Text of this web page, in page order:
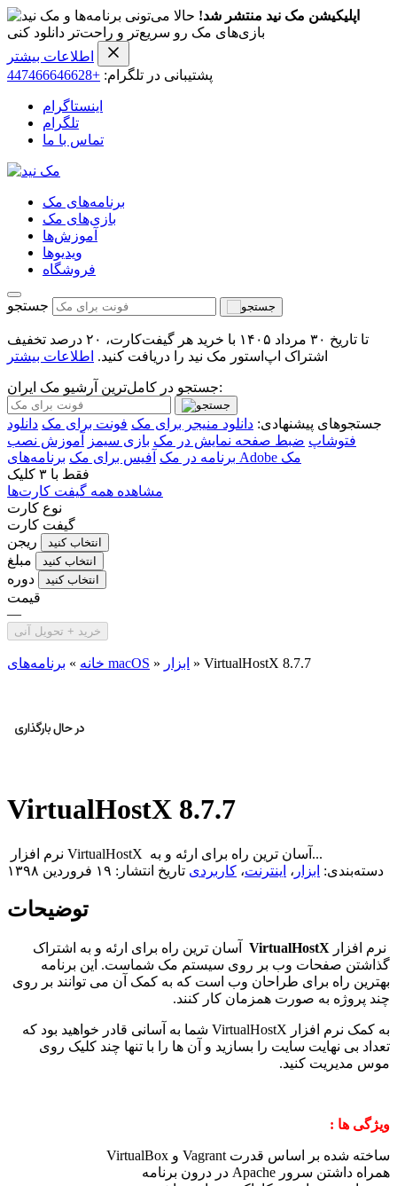
اپلیکیشن مک نید منتشر شد! حالا می‌تونی برنامه‌ها و
بازی‌های مک رو سریع‌تر و راحت‌تر دانلود کنی
اطلاعات بیشتر
پشتیبانی در تلگرام: +447466646628
اینستاگرام
تلگرام
تماس با ما
برنامه‌های مک
بازی‌های مک
آموزش‌ها
ویدیو‌ها
فروشگاه
جستجو
تا تاریخ ۳۰ مرداد ۱۴۰۵ با خرید هر گیفت‌کارت، ۲۰ درصد تخفیف
اشتراک اپ‌استور مک نید را دریافت کنید. اطلاعات بیشتر
جستجو در کامل‌ترین آرشیو مک ایران:
جستجوهای پیشنهادی: دانلود منیجر برای مک فونت برای مک دانلود
فتوشاپ ضبط صفحه نمایش در مک بازی سیمز
آموزش نصب
برنامه در مک آفیس برای مک
برنامه‌های Adobe مک
فقط با ۳ کلیک
مشاهده همه گیفت کارت‌ها
نوع کارت
گیفت کارت
ریجن
انتخاب کنید
مبلغ انتخاب کنید
دوره انتخاب کنید
قیمت
—
خرید + تحویل آنی
خانه » برنامه‌های macOS » ابزار » VirtualHostX 8.7.7
VirtualHostX 8.7.7
نرم افزار VirtualHostX آسان ترین راه برای ارئه و به...
دسته‌بندی: ابزار ، اینترنت، کاربردی تاریخ انتشار: ۱۹ فروردین ۱۳۹۸
توضیحات
نرم افزار VirtualHostX آسان ترین راه برای ارئه و به اشتراک
گذاشتن صفحات وب بر روی سیستم مک شماست. این برنامه
بهترین راه برای طراحان وب است که به کمک آن می توانند بر روی
چند پروژه به صورت همزمان کار کنند.
به کمک نرم افزار VirtualHostX شما به آسانی قادر خواهید بود که
تعداد بی نهایت سایت را بسازید و آن ها را با تنها چند کلیک روی
موس مدیریت کنید.
ویژگی ها :
ساخته شده بر اساس قدرت Vagrant و VirtualBox
همراه داشتن سرور Apache در درون برنامه